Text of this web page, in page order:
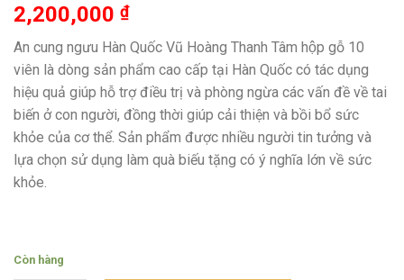
2,200,000 ₫
An cung ngưu Hàn Quốc Vũ Hoàng Thanh Tâm hộp gỗ 10
viên là dòng sản phẩm cao cấp tại Hàn Quốc có tác dụng
hiệu quả giúp hỗ trợ điều trị và phòng ngừa các vấn đề về tai
biến ở con người, đồng thời giúp cải thiện và bồi bổ sức
khỏe của cơ thể. Sản phẩm được nhiều người tin tưởng và
lựa chọn sử dụng làm quà biếu tặng có ý nghĩa lớn về sức
khỏe.
Còn hàng